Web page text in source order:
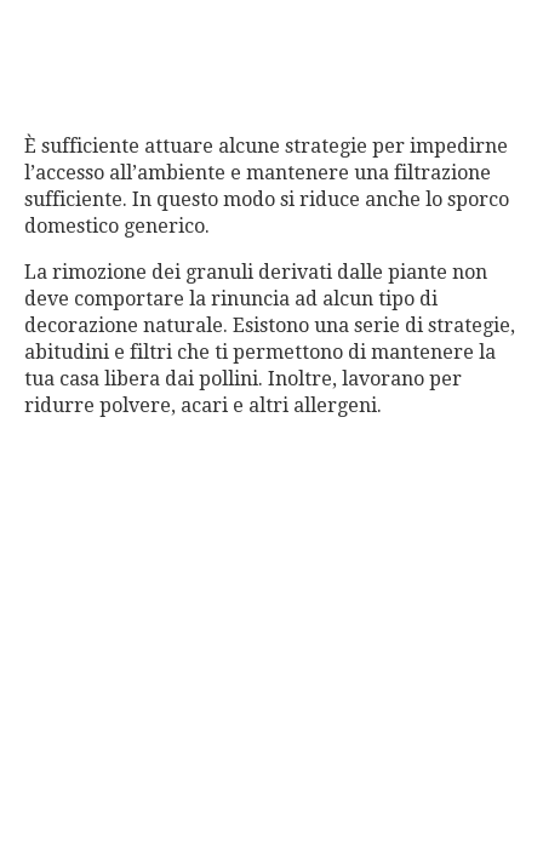
È sufficiente attuare alcune strategie per impedirne
l’accesso all’ambiente e mantenere una filtrazione
sufficiente. In questo modo si riduce anche lo sporco
domestico generico.
La rimozione dei granuli derivati dalle piante non
deve comportare la rinuncia ad alcun tipo di
decorazione naturale. Esistono una serie di strategie,
abitudini e filtri che ti permettono di mantenere la
tua casa libera dai pollini. Inoltre, lavorano per
ridurre polvere, acari e altri allergeni.